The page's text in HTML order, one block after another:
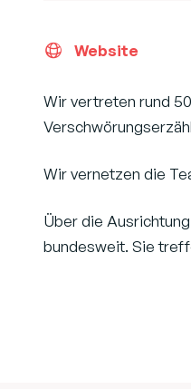
Website
Wir vertreten rund
Wir vernetzen die
Über die
bundesweit. Sie